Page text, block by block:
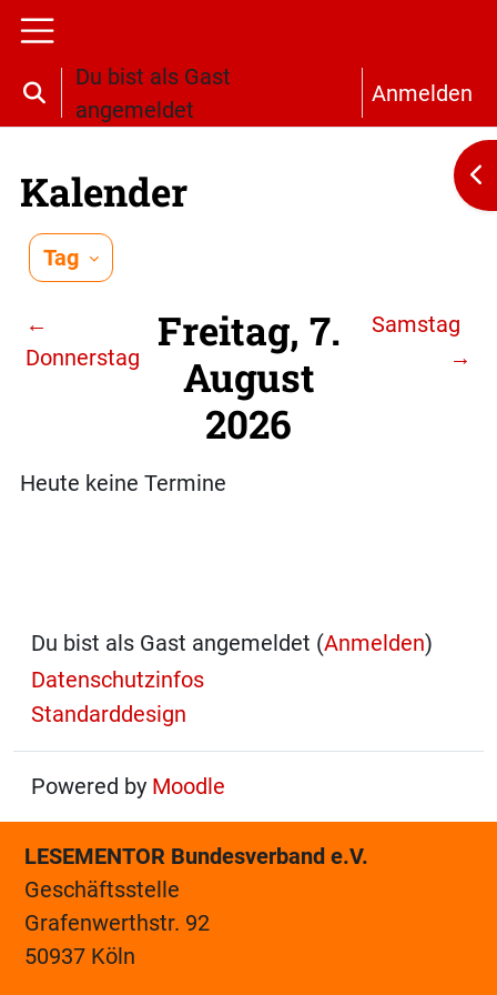
Zum Hauptinhalt
Website-Übersicht
Sucheingabe umschalten
Du bist als Gast
angemeldet
Anmelden
Kalender
Tag
←
Donnerstag
Freitag, 7.
August
2026
Samstag
→
Heute keine Termine
Du bist als Gast angemeldet (Anmelden)
Datenschutzinfos
Standarddesign
Powered by Moodle
LESEMENTOR Bundesverband e.V.
Geschäftsstelle
Grafenwerthstr. 92
50937 Köln